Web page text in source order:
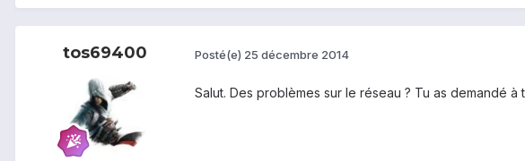
tos69400 Posté(e) 25 décembre 2014
Salut. Des problèmes sur le réseau ? Tu as demandé à